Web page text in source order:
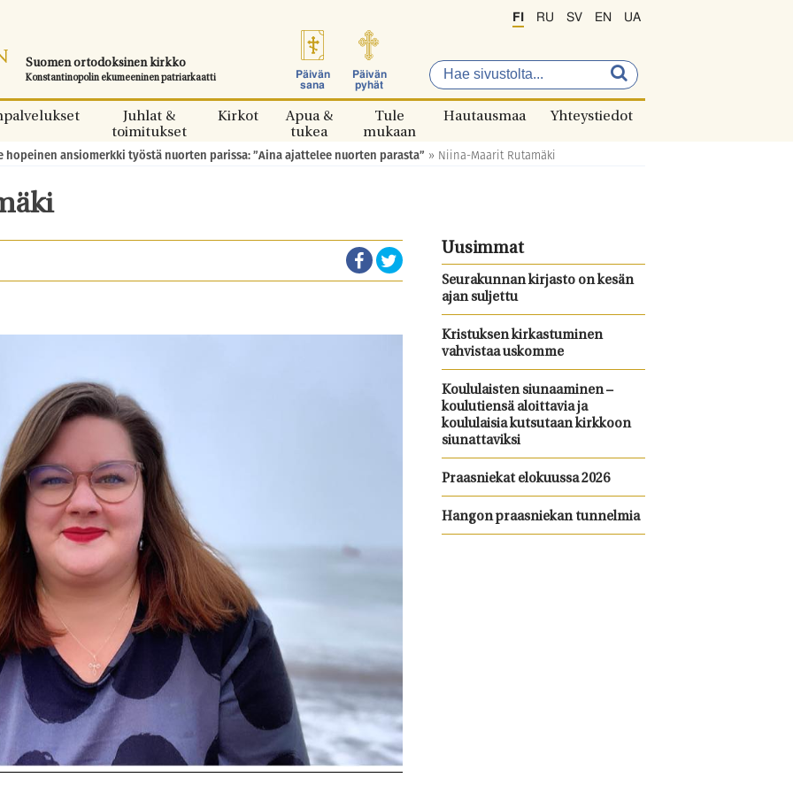
Suomen ortodoksinen kirkko
Konstantinopolin ekumeeninen patriarkaatti
Päivän
sana
Päivän
pyhät
FI RU SV EN UA
Juhlat &
toimitukset
Kirkot
Apua &
tukea
Tule
mukaan
Hautausmaa Yhteystiedot
ansiomerkki työstä nuorten parissa: ”Aina ajattelee nuorten parasta” » Niina-Maarit Rutamäki
Uusimmat
Seurakunnan kirjasto on kesän
ajan suljettu
Kristuksen kirkastuminen
vahvistaa uskomme
Koululaisten siunaaminen –
koulutiensä aloittavia ja
koululaisia kutsutaan kirkkoon
siunattaviksi
Praasniekat elokuussa 2026
Hangon praasniekan tunnelmia